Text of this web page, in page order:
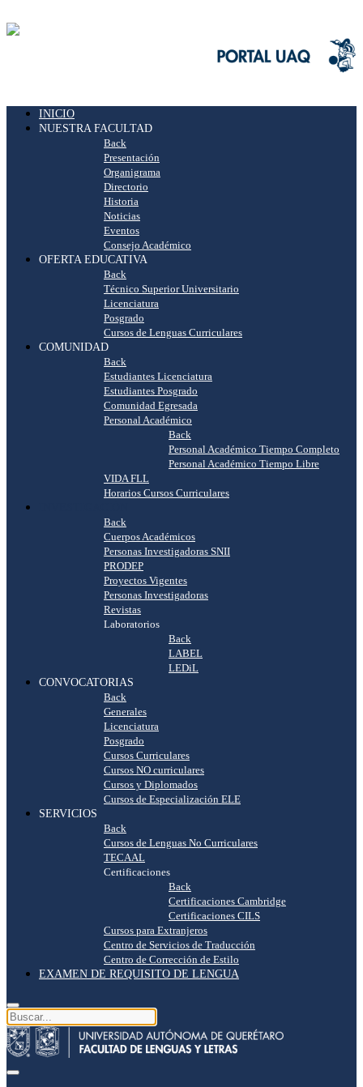
INICIO
NUESTRA FACULTAD
Back
Presentación
Organigrama
Directorio
Historia
Noticias
Eventos
Consejo Académico
OFERTA EDUCATIVA
Back
Técnico Superior Universitario
Licenciatura
Posgrado
Cursos de Lenguas Curriculares
COMUNIDAD
Back
Estudiantes Licenciatura
Estudiantes Posgrado
Comunidad Egresada
Personal Académico
Back
Personal Académico Tiempo Completo
Personal Académico Tiempo Libre
VIDA FLL
Horarios Cursos Curriculares
Back
Cuerpos Académicos
Personas Investigadoras SNII
PRODEP
Proyectos Vigentes
Personas Investigadoras
Revistas
Laboratorios
Back
LABEL
LEDiL
CONVOCATORIAS
Back
Generales
Licenciatura
Posgrado
Cursos Curriculares
Cursos NO curriculares
Cursos y Diplomados
Cursos de Especialización ELE
SERVICIOS
Back
Cursos de Lenguas No Curriculares
TECAAL
Certificaciones
Back
Certificaciones Cambridge
Certificaciones CILS
Cursos para Extranjeros
Centro de Servicios de Traducción
Centro de Corrección de Estilo
EXAMEN DE REQUISITO DE LENGUA